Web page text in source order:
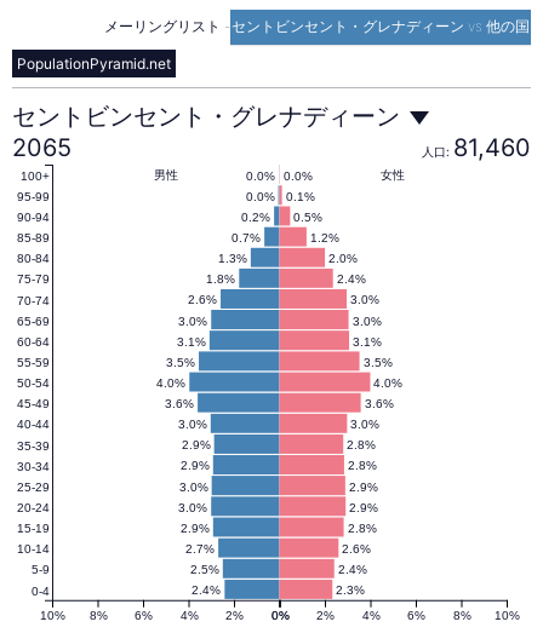
メーリングリスト - セントビンセント・グレナディーン vs 他の国
PopulationPyramid.net
セ
ン
ト
ビ
ン
セ
ン
ト・
セントビンセント・グレナディーン
2065
人口: 81,460
2.3%
2.4%
2.4%
2.5%
2.6%
2.7%
2.8%
2.9%
2.9%
3.0%
2.9%
3.0%
2.8%
2.9%
2.8%
2.9%
3.0%
3.0%
3.6%
3.6%
4.0%
4.0%
3.5%
3.5%
3.1%
3.1%
3.0%
3.0%
3.0%
2.6%
2.4%
1.8%
2.0%
1.3%
1.2%
0.7%
0.5%
0.2%
0.1%
0.0%
0.0%
0.0% 女性
男性
0% 2% 4% 6% 8% 10%
10% 8% 6% 4% 2% 0%
0-4
5-9
10-14
15-19
20-24
25-29
30-34
35-39
40-44
45-49
50-54
55-59
60-64
65-69
70-74
75-79
80-84
85-89
90-94
95-99
100+